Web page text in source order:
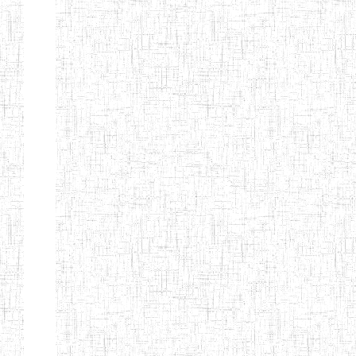
Etablissements
d'enseignement
secondaire
technique
et
professionnel
ESTP
Etablissements